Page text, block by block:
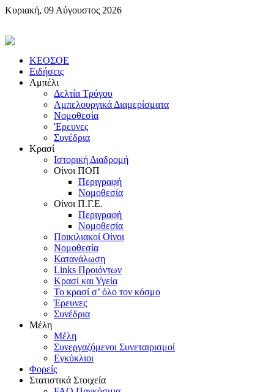
Κυριακή, 09 Αύγουστος 2026
KEOΣOE
Ειδήσεις
Αμπέλι
Δελτία Τρύγου
Αμπελουργικά Διαμερίσματα
Nομοθεσία
'Eρευνες
Συνέδρια
Κρασί
Iστορική Διαδρομή
Oίνοι ΠOΠ
Περιγραφή
Nομοθεσία
Oίνοι Π.Γ.E.
Περιγραφή
Νομοθεσία
Ποικιλιακοί Oίνοι
Nομοθεσία
Κατανάλωση
Links Προιόντων
Κρασί και Υγεία
To κρασί σ’ όλο τον κόσμο
Έρευνες
Συνέδρια
Μέλη
Mέλη
Συνεργαζόμενοι Συνεταιρισμοί
Εγκύκλιοι
Φορείς
Στατιστικά Στοιχεία